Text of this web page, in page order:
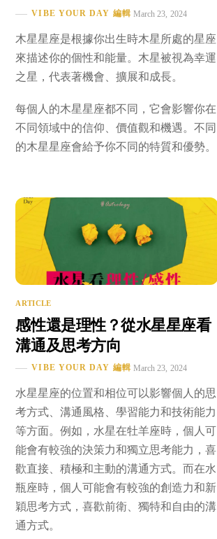
VIBE YOUR DAY 編輯 March 23, 2024
木星星座是根據你出生時木星所處的星座
來描述你的個性和能量。木星被視為幸運
之星，代表著機會、擴展和成長。
每個人的木星星座都不同，它會影響你在
不同領域中的信仰、價值觀和機遇。不同
的木星星座會給予你不同的特質和優勢。
ARTICLE
感性還是理性？從水星星座看
溝通及思考方向
VIBE YOUR DAY 編輯 March 23, 2024
水星星座的位置和相位可以影響個人的思
考方式、溝通風格、學習能力和技術能力
等方面。例如，水星在牡羊座時，個人可
能會有較強的決策力和獨立思考能力，喜
歡直接、積極和主動的溝通方式。而在水
瓶座時，個人可能會有較強的創造力和新
穎思考方式，喜歡前衛、獨特和自由的溝
通方式。